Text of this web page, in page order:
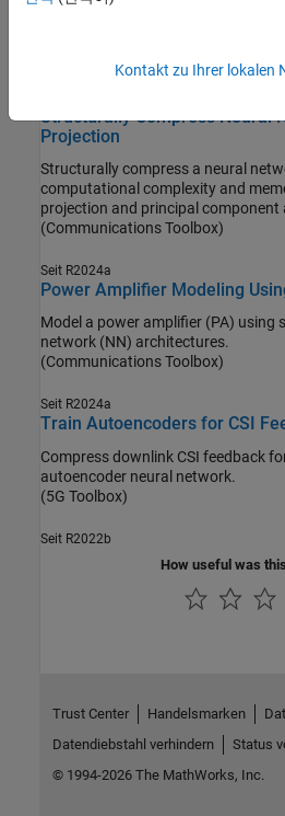
Structurally Compress Neural
Projection
Structurally compress a neural
computational complexity and memory requirements using
(Communications Toolbox)
Seit R2024a
Power Amplifier Modeling
Model a power amplifier (PA) using
network (NN) architectures.
(Communications Toolbox)
Seit R2024a
Train Autoencoders for CSI
Compress downlink CSI feedback
autoencoder neural network.
(5G Toolbox)
Seit R2022b
How useful was
Kontakt zu Ihrer lokalen
Trust Center Handelsmarken
Datendiebstahl verhindern
Status
© 1994-2026 The MathWorks, Inc.